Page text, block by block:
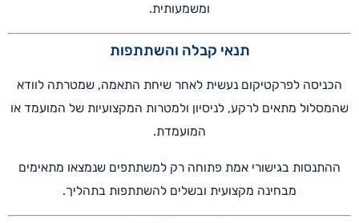
ומשמעותית.
תנאי קבלה והשתתפות
הכניסה לפרקטיקום נעשית לאחר שיחת התאמה, שמטרתה לוודא
שהמסלול מתאים לרקע, לניסיון ולמטרות המקצועיות של המועמד או
המועמדת.
ההתנסות בגישורי אמת פתוחה רק למשתתפים שנמצאו מתאימים
מבחינה מקצועית ובשלים להשתתפות בתהליך.